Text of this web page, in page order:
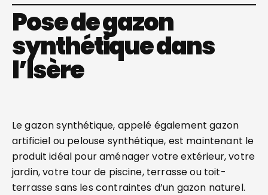
Pose de gazon
synthétique dans
l’Isère
Le gazon synthétique, appelé également gazon
artificiel ou pelouse synthétique, est maintenant le
produit idéal pour aménager votre extérieur, votre
jardin, votre tour de piscine, terrasse ou toit-
terrasse sans les contraintes d’un gazon naturel.